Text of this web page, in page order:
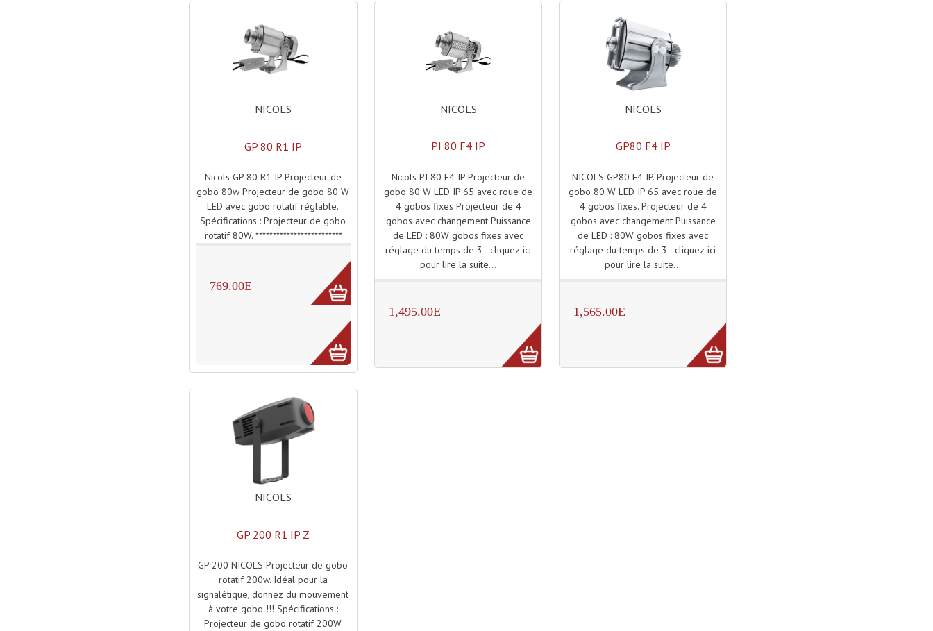
NICOLS
GP 80 R1 IP
Nicols GP 80 R1 IP Projecteur de
gobo 80w Projecteur de gobo 80 W
LED avec gobo rotatif réglable.
Spécifications : Projecteur de gobo
rotatif 80W. *************************
769.00E
NICOLS
PI 80 F4 IP
Nicols PI 80 F4 IP Projecteur de
gobo 80 W LED IP 65 avec roue de
4 gobos fixes Projecteur de 4
gobos avec changement Puissance
de LED : 80W gobos fixes avec
réglage du temps de 3 - cliquez-ici
pour lire la suite...
1,495.00E
NICOLS
GP80 F4 IP
NICOLS GP80 F4 IP. Projecteur de
gobo 80 W LED IP 65 avec roue de
4 gobos fixes. Projecteur de 4
gobos avec changement Puissance
de LED : 80W gobos fixes avec
réglage du temps de 3 - cliquez-ici
pour lire la suite...
1,565.00E
NICOLS
GP 200 R1 IP Z
GP 200 NICOLS Projecteur de gobo
rotatif 200w. Idéal pour la
signalétique, donnez du mouvement
à votre gobo !!! Spécifications :
Projecteur de gobo rotatif 200W